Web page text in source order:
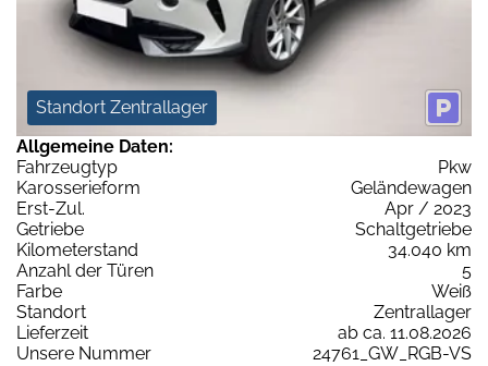
Standort Zentrallager
Allgemeine Daten:
Fahrzeugtyp
Pkw
Karosserieform
Geländewagen
Erst-Zul.
Apr / 2023
Getriebe
Schaltgetriebe
Kilometerstand
34.040 km
Anzahl der Türen
5
Farbe
Weiß
Standort
Zentrallager
Lieferzeit
ab ca. 11.08.2026
Unsere Nummer
24761_GW_RGB-VS